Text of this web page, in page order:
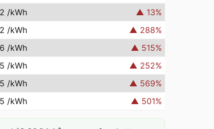
/kWh ▲ 13%
/kWh ▲ 288%
/kWh ▲ 515%
/kWh ▲ 252%
/kWh ▲ 569%
/kWh ▲ 501%